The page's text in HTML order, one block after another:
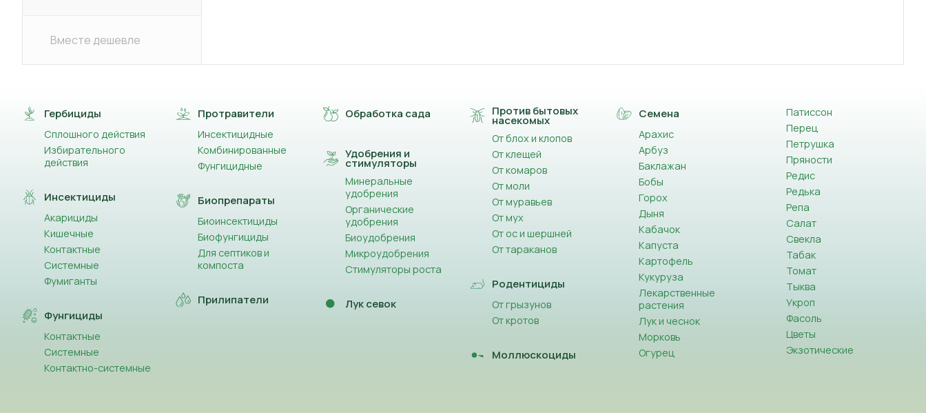
Вместе дешевле
Гербициды
Сплошного действия
Избирательного
действия
Инсектициды
Акарициды
Кишечные
Контактные
Системные
Фумиганты
Фунгициды
Контактные
Системные
Контактно-системные
Протравители
Инсектицидные
Комбинированные
Фунгицидные
Биопрепараты
Биоинсектициды
Биофунгициды
Для септиков и
компоста
Прилипатели
Обработка сада
Удобрения и
стимуляторы
Минеральные
удобрения
Органические
удобрения
Биоудобрения
Микроудобрения
Стимуляторы роста
Лук севок
Против бытовых
насекомых
От блох и клопов
От клещей
От комаров
От моли
От муравьев
От мух
От ос и шершней
От тараканов
Родентициды
От грызунов
От кротов
Моллюскоциды
Семена
Арахис
Арбуз
Баклажан
Бобы
Горох
Дыня
Кабачок
Капуста
Картофель
Кукуруза
Лекарственные
растения
Лук и чеснок
Морковь
Огурец
Патиссон
Перец
Петрушка
Пряности
Редис
Редька
Репа
Салат
Свекла
Табак
Томат
Тыква
Укроп
Фасоль
Цветы
Экзотические